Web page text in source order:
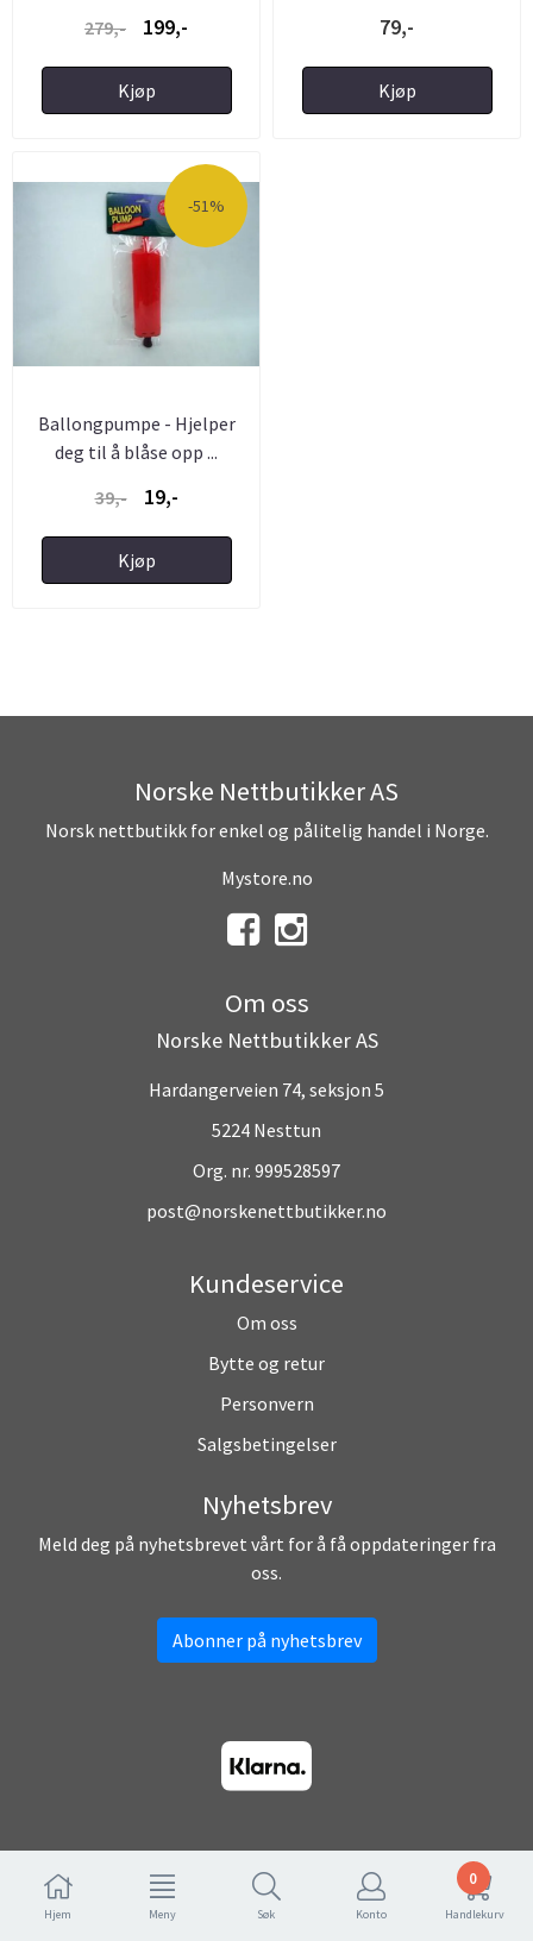
Hjem Meny Søk Konto
0
Handlekurv
279,- 199,-
Kjøp
79,-
Kjøp
-51%
Ballongpumpe - Hjelper
deg til å blåse opp ...
39,-
19,-
Kjøp
Norske Nettbutikker AS
Norsk nettbutikk for enkel og pålitelig handel i Norge.
Mystore.no
Om oss
Norske Nettbutikker AS
Hardangerveien 74, seksjon 5
5224 Nesttun
Org. nr. 999528597
post@norskenettbutikker.no
Kundeservice
Om oss
Bytte og retur
Personvern
Salgsbetingelser
Nyhetsbrev
Meld deg på nyhetsbrevet vårt for å få oppdateringer fra
oss.
Abonner på nyhetsbrev